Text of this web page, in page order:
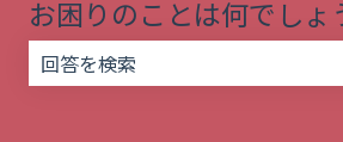
お困りのことは何でしょ